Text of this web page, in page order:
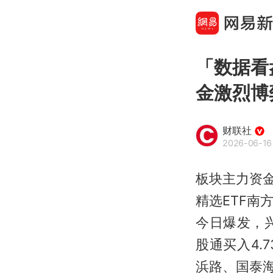
「数据
金激烈
财联社
2026-06-16
板块主力资
精选ETF南
今日爆发，
股通买入
浜路、国泰